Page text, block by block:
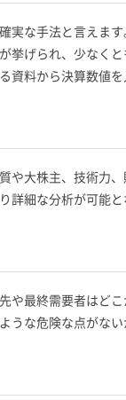
実な手法と言えま
挙げられ、少なく
料から決算数値を
や大株主、技術力
詳細な分析が可能と
や最終需要者はど
うな危険な点がない